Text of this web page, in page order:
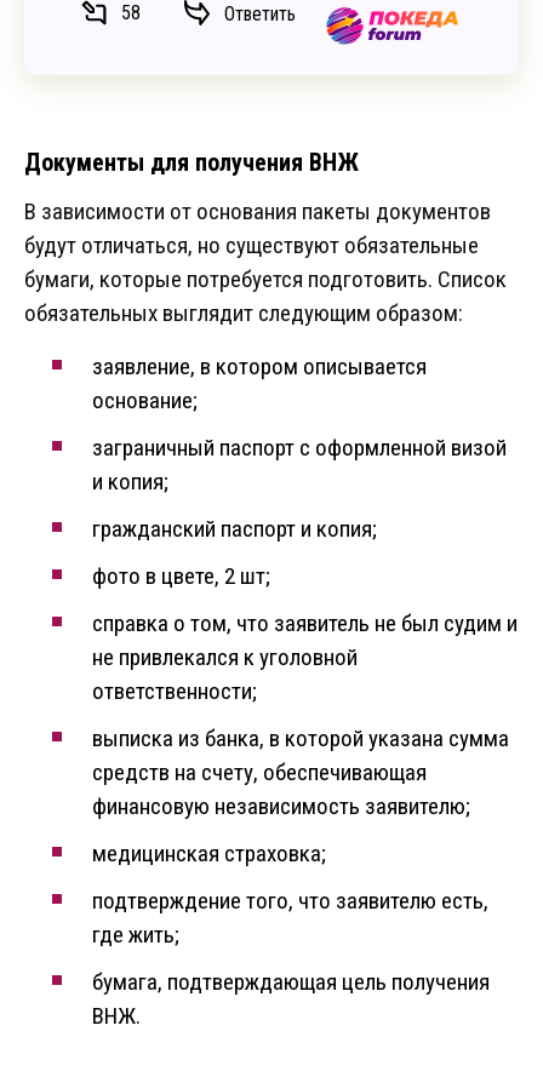
58 Ответить
Документы для получения ВНЖ
В зависимости от основания пакеты документов
будут отличаться, но существуют обязательные
бумаги, которые потребуется подготовить. Список
обязательных выглядит следующим образом:
заявление, в котором описывается
основание;
заграничный паспорт с оформленной визой
и копия;
гражданский паспорт и копия;
фото в цвете, 2 шт;
справка о том, что заявитель не был судим и
не привлекался к уголовной
ответственности;
выписка из банка, в которой указана сумма
средств на счету, обеспечивающая
финансовую независимость заявителю;
медицинская страховка;
подтверждение того, что заявителю есть,
где жить;
бумага, подтверждающая цель получения
ВНЖ.